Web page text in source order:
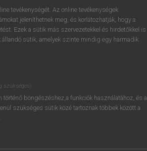
regisztrálok ésbelépek.
REGISZTRÁCIÓ
tevékenységét. Az online tevékenységek
jeleníthetnek meg, és korlátozhatják, hogy a
Ezek a sütik más szervezetekkel és hirdetőkkel is
sütik, amelyek szinte mindig egy harmadik
szükséges)
történő böngészéshez,a funkciók használatához, és a
szükséges sütik közé tartoznak többek között a